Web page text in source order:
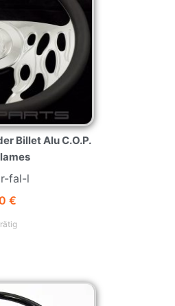
Billet Alu C.O.P.
fal-l
€